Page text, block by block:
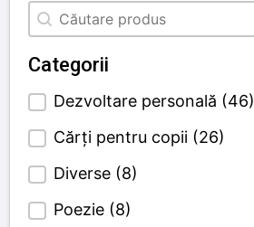
Căutare
Search content
Categorii
Categories Filter
Dezvoltare personală (46)
Cărți pentru copii (26)
Diverse (8)
Poezie (8)